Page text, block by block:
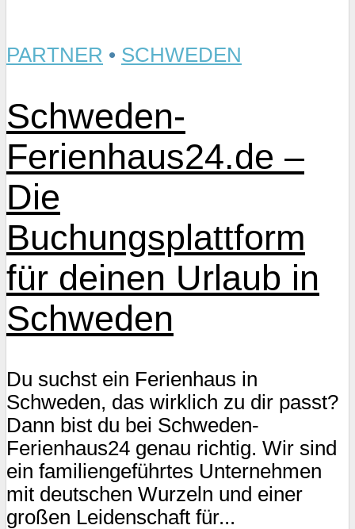
PARTNER • SCHWEDEN
Schweden-
Ferienhaus24.de –
Die
Buchungsplattform
für deinen Urlaub in
Schweden
Du suchst ein Ferienhaus in
Schweden, das wirklich zu dir passt?
Dann bist du bei Schweden-
Ferienhaus24 genau richtig. Wir sind
ein familiengeführtes Unternehmen
mit deutschen Wurzeln und einer
großen Leidenschaft für...